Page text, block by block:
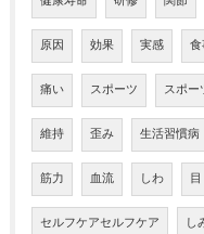
原因 効果 実感
痛い スポーツ スポー
維持 歪み 生活習慣病
筋力 血流 しわ 目
セルフケアセルフケア し